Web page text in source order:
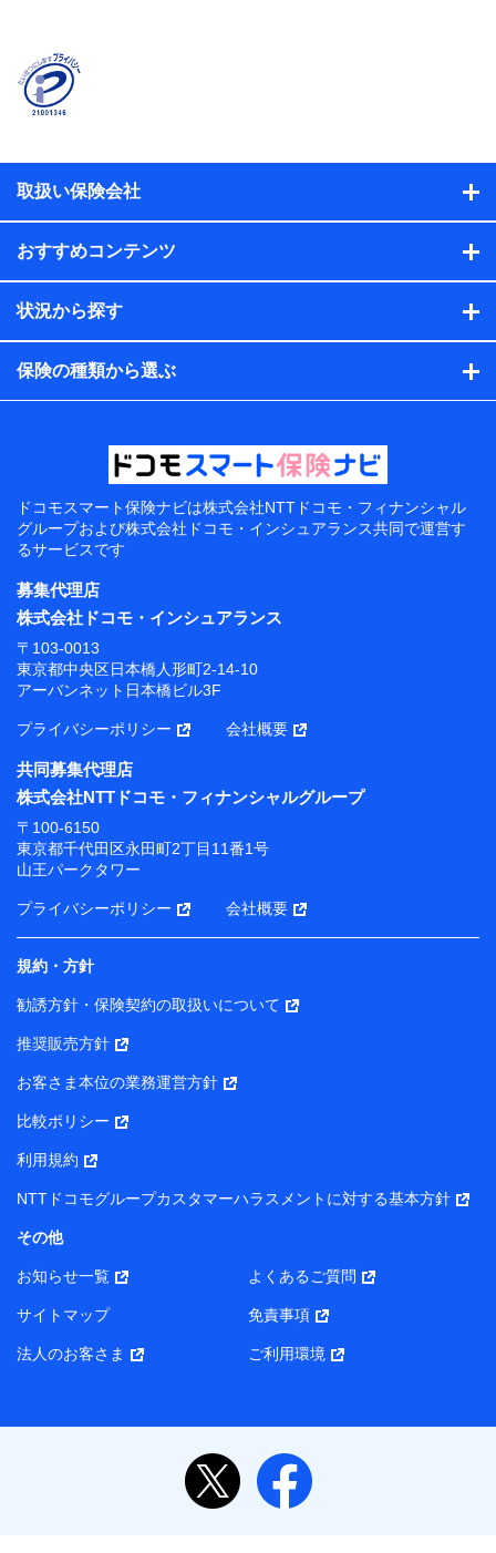
取扱い保険会社
おすすめコンテンツ
状況から探す
保険の種類から選ぶ
ドコモスマート保険ナビは株式会社NTTドコモ・フィナンシャル
グループおよび株式会社ドコモ・インシュアランス共同で運営す
るサービスです
募集代理店
株式会社ドコモ・インシュアランス
〒103-0013
東京都中央区日本橋人形町2-14-10
アーバンネット日本橋ビル3F
プライバシーポリシー 会社概要
共同募集代理店
株式会社NTTドコモ・フィナンシャルグループ
〒100-6150
東京都千代田区永田町2丁目11番1号
山王パークタワー
プライバシーポリシー 会社概要
規約・方針
勧誘方針・保険契約の取扱いについて
推奨販売方針
お客さま本位の業務運営方針
比較ポリシー
利用規約
NTTドコモグループカスタマーハラスメントに対する基本方針
その他
お知らせ一覧 よくあるご質問
サイトマップ 免責事項
法人のお客さま ご利用環境